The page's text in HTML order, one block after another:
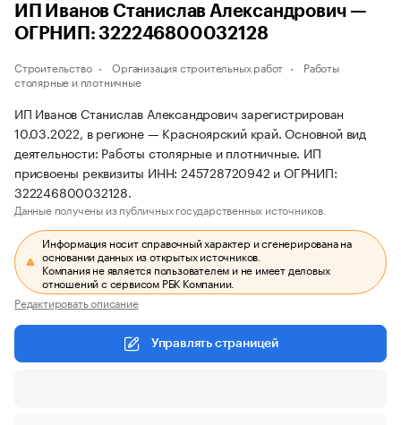
ИП Иванов Станислав Александрович —
ОГРНИП: 322246800032128
Строительство Организация строительных работ
Работы
столярные и плотничные
ИП Иванов Станислав Александрович зарегистрирован
10.03.2022, в регионе — Красноярский край. Основной вид
деятельности: Работы столярные и плотничные. ИП
присвоены реквизиты ИНН: 245728720942 и ОГРНИП:
322246800032128.
Данные получены из публичных государственных источников.
Информация носит справочный характер и сгенерирована на
основании данных из открытых источников.
Компания не является пользователем и не имеет деловых
отношений с сервисом РБК Компании.
Редактировать описание
Управлять страницей